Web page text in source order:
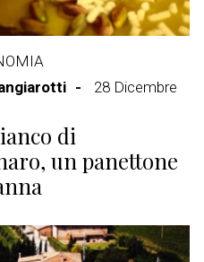
28 Dicembre
di
un panettone